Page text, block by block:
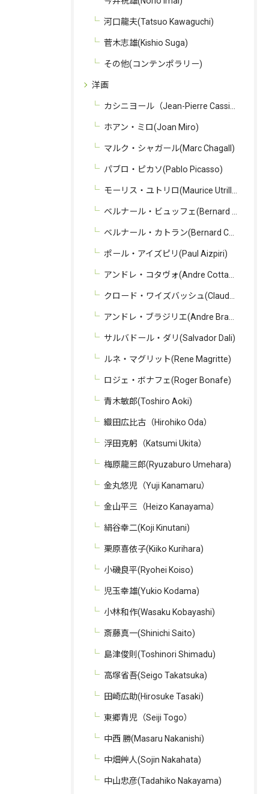
河口龍夫(Tatsuo Kawaguchi)
菅木志雄(Kishio Suga)
その他(コンテンポラリー)
洋画
カシニヨール（Jean-Pierre Cassigneul）
ホアン・ミロ(Joan Miro)
マルク・シャガール(Marc Chagall)
パブロ・ピカソ(Pablo Picasso)
モーリス・ユトリロ(Maurice Utrillo)
ベルナール・ビュッフェ(Bernard Buffet)
ベルナール・カトラン(Bernard Cathelin)
ポール・アイズピリ(Paul Aizpiri)
アンドレ・コタヴォ(Andre Cottavoz)
クロード・ワイズバッシュ(Claude Weisbuch)
アンドレ・ブラジリエ(Andre Brasilier)
サルバドール・ダリ(Salvador Dali)
ルネ・マグリット(Rene Magritte)
ロジェ・ボナフェ(Roger Bonafe)
青木敏郎(Toshiro Aoki)
織田広比古（Hirohiko Oda）
浮田克躬（Katsumi Ukita）
梅原龍三郎(Ryuzaburo Umehara)
金丸悠児（Yuji Kanamaru）
金山平三（Heizo Kanayama）
絹谷幸二(Koji Kinutani)
栗原喜依子(Kiiko Kurihara)
小磯良平(Ryohei Koiso)
児玉幸雄(Yukio Kodama)
小林和作(Wasaku Kobayashi)
斎藤真一(Shinichi Saito)
島津俊則(Toshinori Shimadu)
高塚省吾(Seigo Takatsuka)
田崎広助(Hirosuke Tasaki)
東郷青児（Seiji Togo）
中西 勝(Masaru Nakanishi)
中畑艸人(Sojin Nakahata)
中山忠彦(Tadahiko Nakayama)